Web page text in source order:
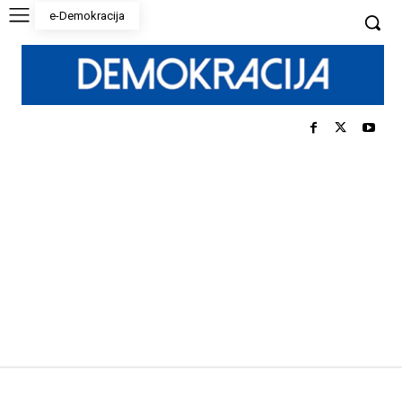
e-Demokracija